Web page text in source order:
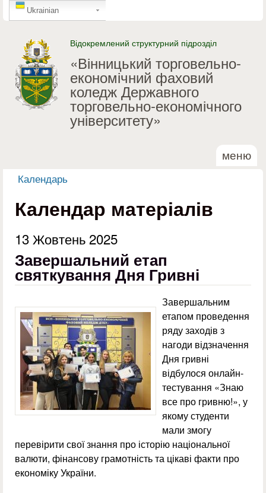
Перейти до основного
GTranslate
Ukrainian
Відокремлений структурний підрозділ
«Вінницький торговельно-
економічний фаховий
коледж Державного
торговельно-економічного
університету»
меню
Ви є тут
Календарь
Календар матеріалів
13 Жовтень 2025
Завершальний етап
святкування Дня Гривні
Завершальним
етапом проведення
ряду заходів з
нагоди відзначення
Дня гривні
відбулося онлайн-
тестування «Знаю
все про гривню!», у
якому студенти
мали змогу
перевірити свої знання про історію національної
валюти, фінансову грамотність та цікаві факти про
економіку України.